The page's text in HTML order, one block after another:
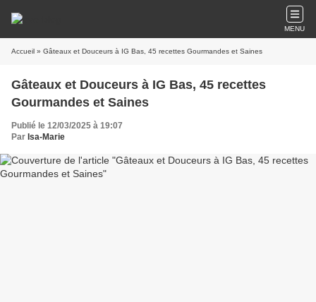
MENU
Accueil » Gâteaux et Douceurs à IG Bas, 45 recettes Gourmandes et Saines
Gâteaux et Douceurs à IG Bas, 45 recettes
Gourmandes et Saines
Publié le 12/03/2025 à 19:07
Par Isa-Marie